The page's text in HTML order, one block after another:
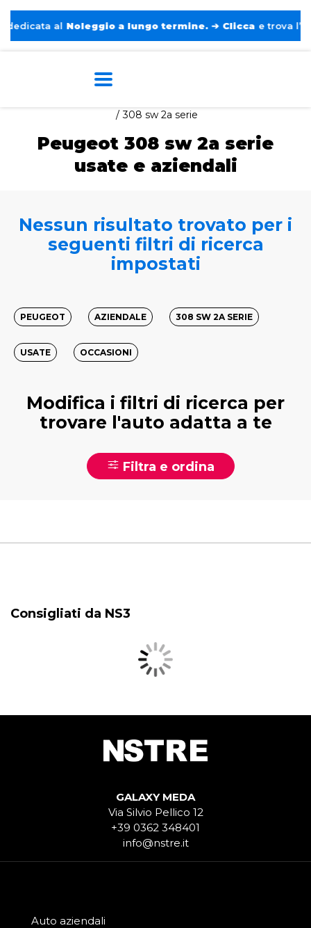
al Noleggio a lungo termine. ➔ Clicca e trova
308 sw 2a serie
Peugeot 308 sw 2a serie
usate e aziendali
Nessun risultato trovato per i
seguenti filtri di ricerca
impostati
PEUGEOT AZIENDALE 308 SW 2A SERIE
USATE OCCASIONI
Modifica i filtri di ricerca per
trovare l'auto adatta a te
Filtra e ordina
Consigliati da NS3
GALAXY MEDA
Via Silvio Pellico 12
+39 0362 348401
info@nstre.it
Auto aziendali